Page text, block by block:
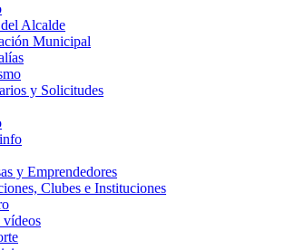
Alcalde
Municipal
y Solicitudes
y Emprendedores
Clubes e Instituciones
vídeos